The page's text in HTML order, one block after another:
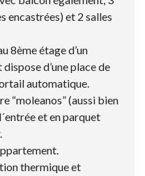
encastrées) et 2 salles
8ème étage d’un
d’une place de
automatique.
“moleanos” (aussi bien
et en parquet
thermique et